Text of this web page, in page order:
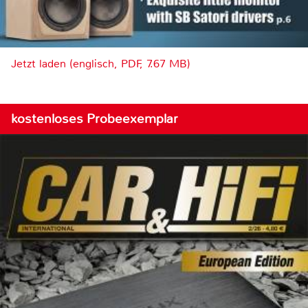
Jetzt laden (englisch, PDF, 7.67 MB)
kostenloses Probeexemplar